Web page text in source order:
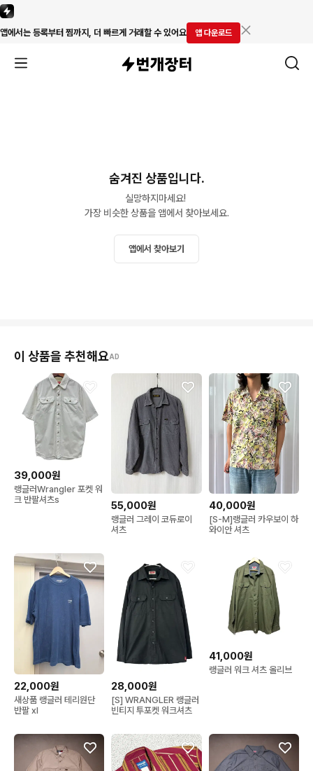
앱에서는 등록부터 찜까지, 더 빠르게 거래할 수 있어요 앱 다운로드
숨겨진 상품입니다.
실망하지마세요!
가장 비슷한 상품을 앱에서 찾아보세요.
앱에서 찾아보기
이 상품을 추천해요AD
39,000원
랭글러Wrangler 포켓 워
크 반팔셔츠s
55,000원
랭글러 그레이 코듀로이
셔츠
40,000원
[S-M]랭글러 카우보이 하
와이안 셔츠
22,000원
새상품 랭글러 테리원단
반팔 xl
28,000원
[S] WRANGLER 랭글러
빈티지 투포켓 워크셔츠
41,000원
랭글러 워크 셔츠 올리브